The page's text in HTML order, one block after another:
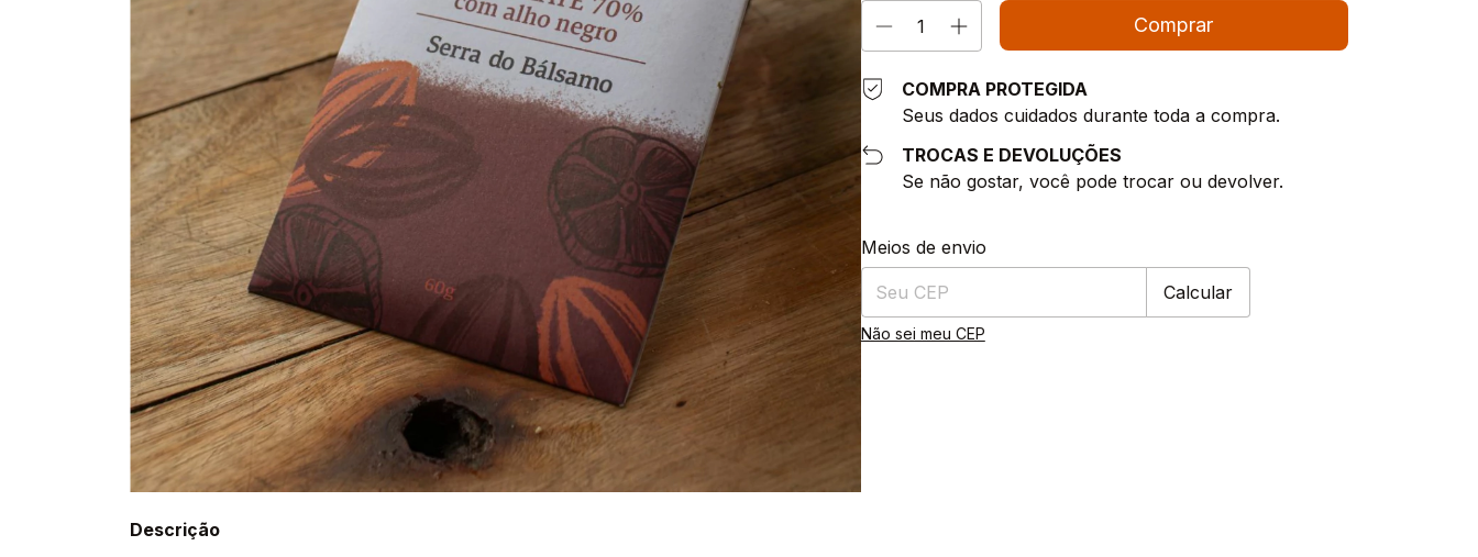
COMPRA PROTEGIDA
Seus dados cuidados durante toda a compra.
TROCAS E DEVOLUÇÕES
Se não gostar, você pode trocar ou devolver.
Entregas para o CEP:
Meios de envio
Calcular
Não sei meu CEP
Descrição